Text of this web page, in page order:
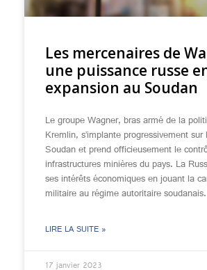
Les mercenaires de
une puissance russe
expansion au Soudan
Le groupe Wagner, bras armé de la
Kremlin, s’implante progressivement
Soudan et prend officieusement le
infrastructures minières du pays. La
ses intérêts économiques en jouant la
militaire au régime autoritaire soudanais.
LIRE LA SUITE »
17 janvier 2023